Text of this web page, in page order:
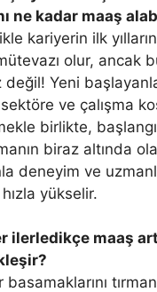
ne kadar maaş
kariyerin ilk
olur, ancak
değil! Yeni
sektöre ve çalışma
birlikte,
biraz altında
deneyim ve
yükselir.
ilerledikçe maaş
basamaklarını